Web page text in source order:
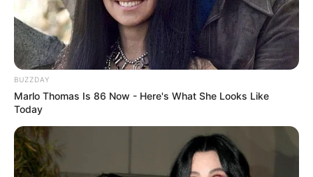
Serem! 9 Chat Ojek Online &
Pelanggan Ini Bikin Auto
Merinding
BUZZDAY
Marlo Thomas Is 86 Now - Here's What She Looks Like
Today